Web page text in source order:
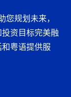
规划未来，
资目标完美融
粤语提供服